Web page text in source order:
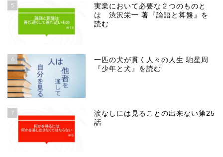
5
実業において必要な２つのものと
は 渋沢栄一 著『論語と算盤』を
読む
6
一匹の犬が貫く人々の人生 馳星周
『少年と犬』を読む
7
涙なしには見ることの出来ない第25
話